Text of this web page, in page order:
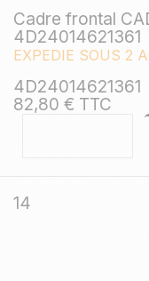
Cadre frontal
4D24014621361
EXPEDIE SOUS 2
4D24014621361
82,80 € TTC
14